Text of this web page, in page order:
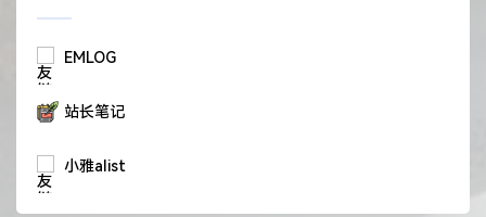
EMLOG
站长笔记
小雅alist